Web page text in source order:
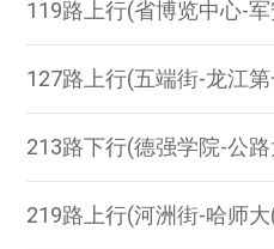
119路上行(省博览中心-
127路上行(五端街-龙江
213路下行(德强学院-公
219路上行(河洲街-哈师